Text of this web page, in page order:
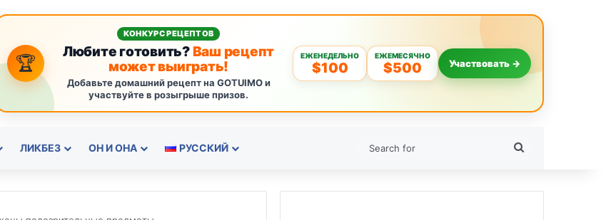
🏆
КОНКУРС РЕЦЕПТОВ
Любите готовить?Ваш рецепт
может выиграть!
Добавьте домашний рецепт на GOTUIMO и
участвуйте в розыгрыше призов.
ЕЖЕНЕДЕЛЬНО
$100
ЕЖЕМЕСЯЧНО
$500 Участвовать →
ЛИКБЕЗ ОН И ОНА РУССКИЙ